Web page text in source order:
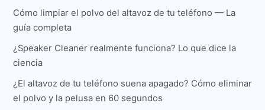
Cómo limpiar el polvo del altavoz de tu teléfono — La
guía completa
¿Speaker Cleaner realmente funciona? Lo que dice la
ciencia
¿El altavoz de tu teléfono suena apagado? Cómo eliminar
el polvo y la pelusa en 60 segundos